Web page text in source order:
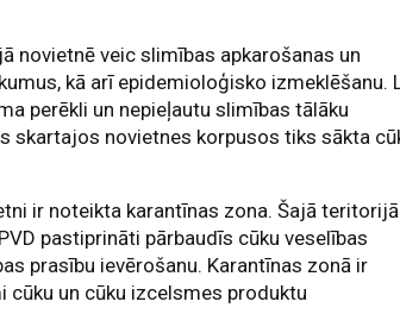
novietnē veic slimības apkarošanas un
kā arī epidemioloģisko izmeklēšanu.
perēkli un nepieļautu slimības tālāku
skartajos novietnes korpusos tiks sākta
ir noteikta karantīnas zona. Šajā teritorijā
pastiprināti pārbaudīs cūku veselības
prasību ievērošanu. Karantīnas zonā ir
cūku un cūku izcelsmes produktu